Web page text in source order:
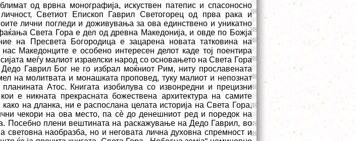
од врвна монографија, искуствен патепис и спасоносно
Светиот Епископ Гаврил Светогорец од прва рака и
лични погледи и доживувања за ова единствено и уникатно
Света Гора е дел од древна Македонија, и овде по Божја
на Пресвета Богородица е зацарена новата татковина на
Македонците е особено интересен делот каде тој поентира
меѓу малиот израелски народ со основањето на Света Гора
Гаврил Бог не го избрал моќниот Рим, ниту прославената
на молитвата и монашката проповед, туку малиот и непознат
Атос. Книгата изобилува со извонредни и прецизни
е никната прекрасната божествена архитектура на самите
на дланка, ни е распослана целата историја на Света Гора,
чекори на ова место, па сèдо денешниот ред и поредок на
Посебно плени вештината на раскажување на Дедо Гаврил, во
световна наобразба, но и неговата лична духовна спремност и